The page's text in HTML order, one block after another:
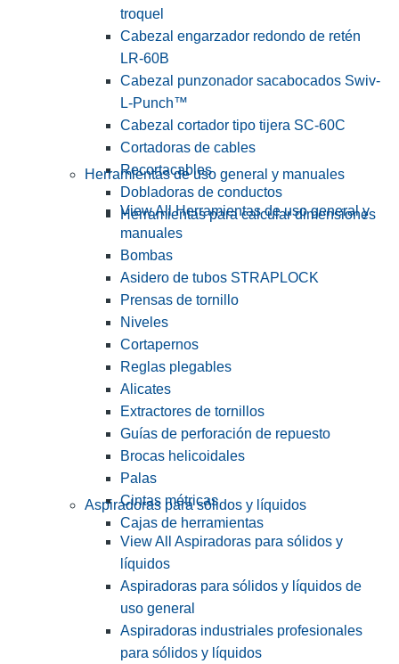
troquel
Cabezal engarzador redondo de retén
LR-60B
Cabezal punzonador sacabocados Swiv-
L-Punch™
Cabezal cortador tipo tijera SC-60C
Cortadoras de cables
Recortacables
Dobladoras de conductos
Herramientas para calcular dimensiones
Herramientas de uso general y manuales
View All Herramientas de uso general y
manuales
Bombas
Asidero de tubos STRAPLOCK
Prensas de tornillo
Niveles
Cortapernos
Reglas plegables
Alicates
Extractores de tornillos
Guías de perforación de repuesto
Brocas helicoidales
Palas
Cintas métricas
Cajas de herramientas
Aspiradoras para sólidos y líquidos
View All Aspiradoras para sólidos y
líquidos
Aspiradoras para sólidos y líquidos de
uso general
Aspiradoras industriales profesionales
para sólidos y líquidos